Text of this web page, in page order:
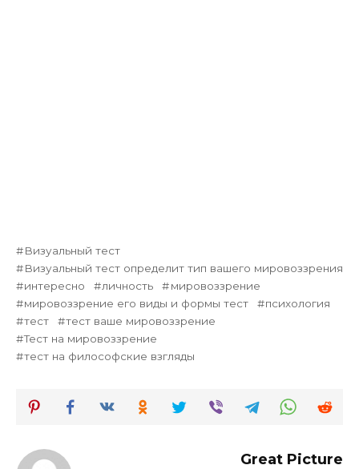
Визуальный тест
Визуальный тест определит тип вашего мировоззрения
интересно
личность
мировоззрение
мировоззрение его виды и формы тест
психология
тест
тест ваше мировоззрение
Тест на мировоззрение
тест на философские взгляды
Great Picture